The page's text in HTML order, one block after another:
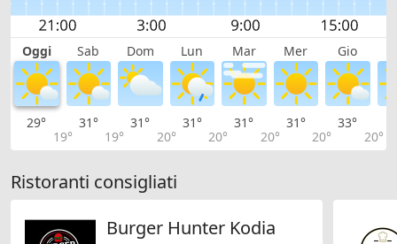
Oggi Sab Dom Lun Mar Mer Gio
29°
19°
31°
19°
31°
20°
31°
20°
31°
20°
31°
20°
33°
20°
Ristoranti consigliati
Burger Hunter Kodia